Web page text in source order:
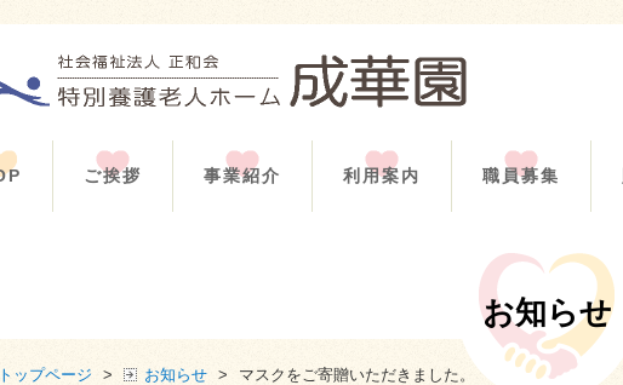
ご挨拶 事業紹介 利用案内 職員募集
お知らせ
トップページ > お知らせ > マスクをご寄贈いただきました。